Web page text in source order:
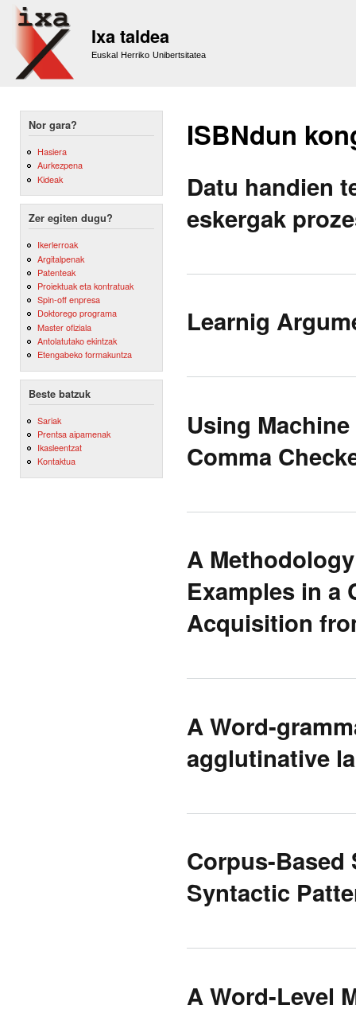
Ixa taldea
Euskal Herriko Unibertsitatea
Nor gara?
Hasiera
Aurkezpena
Kideak
Zer egiten dugu?
Ikerlerroak
Argitalpenak
Patenteak
Proiektuak eta kontratuak
Spin-off enpresa
Doktorego programa
Master ofiziala
Antolatutako ekintzak
Etengabeko formakuntza
Beste batzuk
Sariak
Prentsa aipamenak
Ikasleentzat
Kontaktua
ISBNdun
Datu handien
eskergak
Learnig
Using
Comma
A
Examples in a
Acquisition
A Word-
agglutinative
Corpus-
Syntactic
A Word-Level